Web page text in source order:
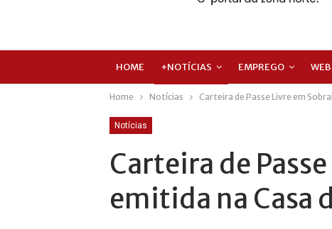
HOME +NOTÍCIAS EMPREGO
Home Notícias Carteira de Passe Livre em
Notícias
Carteira de
emitida na Casa